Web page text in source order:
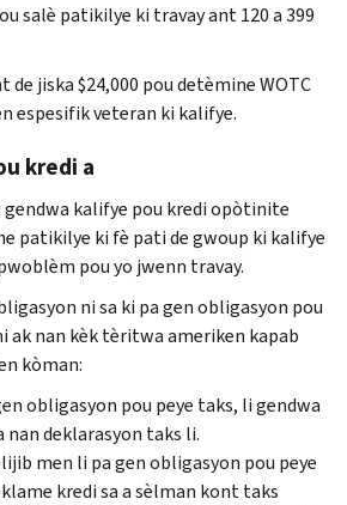
salè patikilye ki travay ant 120 a 399
jiska $24,000 pou detèmine WOTC
espesifik veteran ki kalifye.
kredi a
kalifye pou kredi opòtinite
patikilye ki fè pati de gwoup ki kalifye
pou yo jwenn travay.
ni sa ki pa gen obligasyon pou
ak nan kèk tèritwa ameriken kapab
kòman:
obligasyon pou peye taks, li gendwa
nan deklarasyon taks li.
men li pa gen obligasyon pou peye
kredi sa a sèlman kont taks